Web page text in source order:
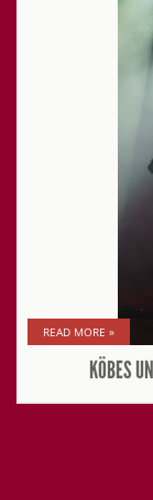
READ MORE »
KÖBES